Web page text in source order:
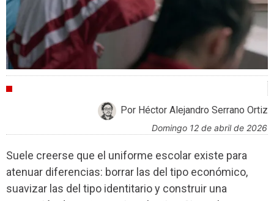
Por Héctor Alejandro Serrano Ortiz
domingo 12 de abril de 2026
Suele creerse que el uniforme escolar existe para
atenuar diferencias: borrar las del tipo económico,
suavizar las del tipo identitario y construir una